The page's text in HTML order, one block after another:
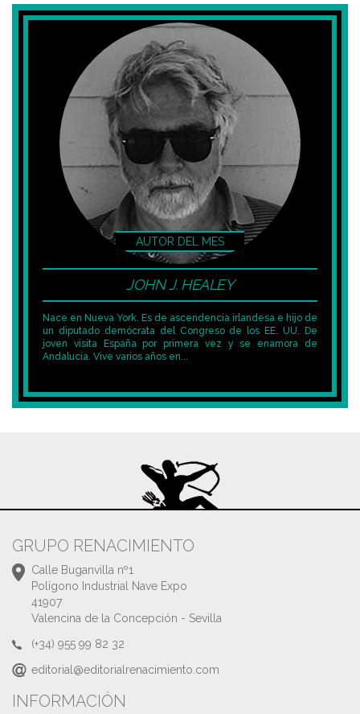
JOHN J. HEALEY
Nace en Nueva York. Es de ascendencia irlandesa e hijo de
un diputado demócrata del Congreso de los EE. UU. De
joven visita España por primera vez y se enamora de
Andalucía. Vive varios años en...
GRUPO RENACIMIENTO
Calle Buganvilla nº1
Polígono Industrial Nave Expo
41907
Valencina de la Concepción - Sevilla
(+34) 955 99 82 32
editorial@editorialrenacimiento.com
INFORMACIÓN